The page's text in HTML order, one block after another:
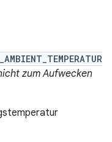
zum Aufwecken